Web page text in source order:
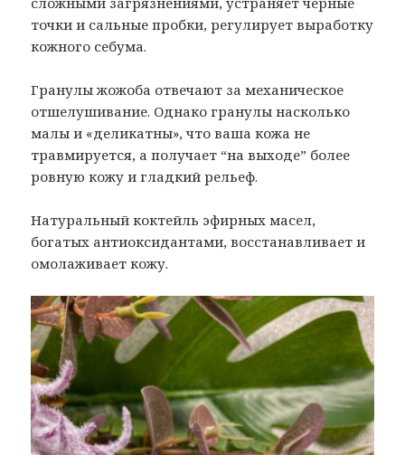
точки и сальные пробки, регулирует выработку
кожного себума.
Гранулы жожоба отвечают за механическое
отшелушивание. Однако гранулы насколько
малы и «деликатны», что ваша кожа не
травмируется, а получает “на выходе” более
ровную кожу и гладкий рельеф.
Натуральный коктейль эфирных масел,
богатых антиоксидантами, восстанавливает и
омолаживает кожу.